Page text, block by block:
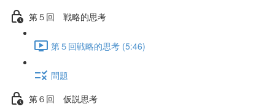
第５回 戦略的思考
第５回戦略的思考 (5:46)
問題
第６回 仮説思考